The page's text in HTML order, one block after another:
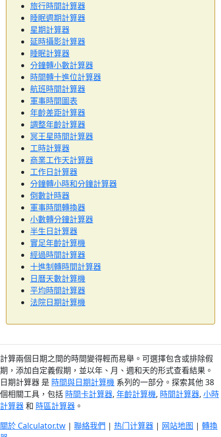
旅行時間計算器
睡眠週期計算器
星期計算器
延時攝影計算器
睡眠計算器
分鐘轉小數計算器
時間轉十進位計算器
航班時間計算器
軍事時間圖表
年齡差距計算器
調整年齡計算器
冥王星時間計算器
工時計算器
商業工作天計算器
工作日計算器
分鐘轉小時和分鐘計算器
倒數計時器
軍事時間轉換器
小數轉分鐘計算器
半生日計算器
實足年齡計算機
經過時間計算器
十進制轉時間計算器
日曆天數計算機
平均時間計算器
法院日期計算機
計算兩個日期之間的時間變得輕而易舉。可選擇包含或排除假
期，添加自定義假期，並以年、月、週和天的形式查看結果。
日期計算器 是 時間與日期計算機 系列的一部分。探索其他 38
個相關工具，包括 時間卡計算器, 年齡計算機, 時間計算器, 小時
計算器和 時區計算器 。
關於 Calculator.tw | 聯絡我們 | 热门计算器 | 网站地图 | 轉換